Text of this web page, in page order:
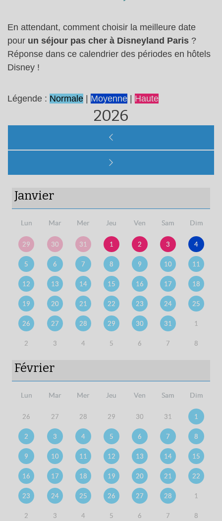
En attendant, comment choisir la meilleure date
pour un séjour pas cher à Disneyland Paris ?
Réponse dans ce calendrier des périodes en hôtels
Disney !
Légende : Normale | Moyenne | Haute
2026
Janvier
Lun Mar Mer Jeu Ven Sam Dim
29 30 31 1 2 3 4
5 6 7 8 9 10 11
12 13 14 15 16 17 18
19 20 21 22 23 24 25
26 27 28 29 30 31 1
2 3 4 5 6 7 8
Février
Lun Mar Mer Jeu Ven Sam Dim
26 27 28 29 30 31 1
2 3 4 5 6 7 8
9 10 11 12 13 14 15
16 17 18 19 20 21 22
23 24 25 26 27 28 1
2 3 4 5 6 7 8